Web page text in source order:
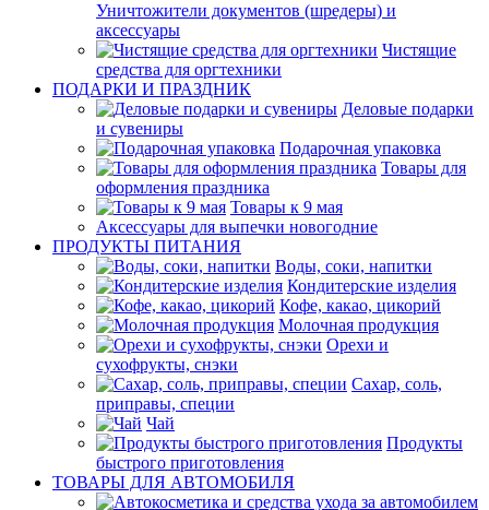
Уничтожители документов (шредеры) и
аксессуары
Чистящие
средства для оргтехники
ПОДАРКИ И ПРАЗДНИК
Деловые подарки
и сувениры
Подарочная упаковка
Товары для
оформления праздника
Товары к 9 мая
Аксессуары для выпечки новогодние
ПРОДУКТЫ ПИТАНИЯ
Воды, соки, напитки
Кондитерские изделия
Кофе, какао, цикорий
Молочная продукция
Орехи и
сухофрукты, снэки
Сахар, соль,
приправы, специи
Чай
Продукты
быстрого приготовления
ТОВАРЫ ДЛЯ АВТОМОБИЛЯ